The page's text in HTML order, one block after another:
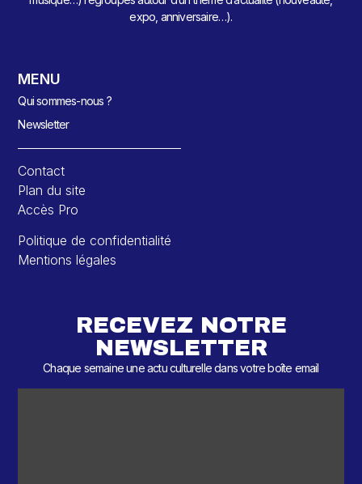
expo, anniversaire…).
MENU
Qui sommes-nous ?
Newsletter
Contact
Plan du site
Accès Pro
Politique de confidentialité
Mentions légales
RECEVEZ NOTRE
NEWSLETTER
Chaque semaine une actu culturelle dans votre boîte email